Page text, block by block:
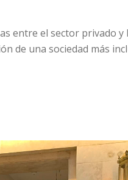
entre el sector privado
de una sociedad más